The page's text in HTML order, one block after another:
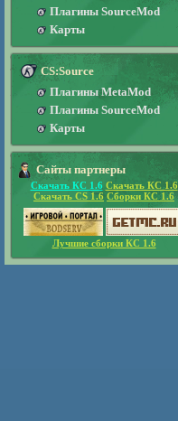
Плагины SourceMod
Карты
CS:Source
Плагины MetaMod
Плагины SourceMod
Карты
Сайты партнеры
Скачать КС 1.6 Скачать КС 1.6
Скачать CS 1.6 Сборки КС 1.6
Лучшие сборки КС 1.6